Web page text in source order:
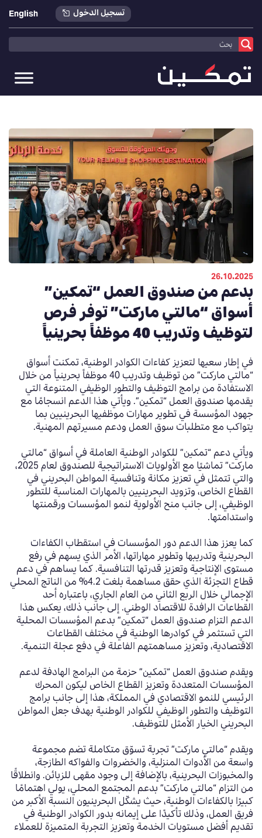
تسجيل الدخول English
تمكين>أخبارنا>
26.10.2025
بدعم من صندوق العمل “تمكين”
أسواق “مالتي ماركت” توفر فرص
لتوظيف وتدريب 40 موظفاً بحرينياً
في إطار سعيها لتعزيز كفاءات الكوادر الوطنية، تمكنت أسواق
“مالتي ماركت” من توظيف وتدريب 40 موظفاً بحرينياً من خلال
الاستفادة من برامج التوظيف والتطور الوظيفي المتنوعة التي
يقدمها صندوق العمل “تمكين”. ويأتي هذا الدعم انسجامًا مع
جهود المؤسسة في تطوير مهارات موظفيها البحرينيين بما
يتواكب مع متطلبات سوق العمل ودعم مسيرتهم المهنية.
ويأتي دعم “تمكين” للكوادر الوطنية العاملة في أسواق “مالتي
ماركت” تماشيًا مع الأولويات الاستراتيجية للصندوق لعام 2025،
والتي تتمثل في تعزيز مكانة وتنافسية المواطن البحريني في
القطاع الخاص، وتزويد البحرينيين بالمهارات المناسبة للتطور
الوظيفي، إلى جانب منح الأولوية لنمو المؤسسات ورقمنتها
واستدامتها.
كما يعزز هذا الدعم دور المؤسسات في استقطاب الكفاءات
البحرينية وتدريبها وتطوير مهاراتها، الأمر الذي يسهم في رفع
مستوى الإنتاجية وتعزيز قدرتها التنافسية. كما يساهم في دعم
قطاع التجزئة الذي حقق مساهمة بلغت 4.2% من الناتج المحلي
الإجمالي خلال الربع الثاني من العام الجاري، باعتباره أحد
القطاعات الرافدة للاقتصاد الوطني. إلى جانب ذلك، يعكس هذا
الدعم التزام صندوق العمل “تمكين” بدعم المؤسسات المحلية
التي تستثمر في كوادرها الوطنية في مختلف القطاعات
الاقتصادية، وتعزيز مساهمتهم الفاعلة في دفع عجلة التنمية.
ويقدم صندوق العمل “تمكين” حزمة من البرامج الهادفة لدعم
المؤسسات المتعددة وتعزيز القطاع الخاص ليكون المحرك
الرئيسي للنمو الاقتصادي في المملكة، هذا إلى جانب برامج
التوظيف والتطور الوظيفي للكوادر الوطنية بهدف جعل المواطن
البحريني الخيار الأمثل للتوظيف.
ويقدم “مالتي ماركت” تجربة تسوّق متكاملة تضم مجموعة
واسعة من الأدوات المنزلية، والخضروات والفواكه الطازجة،
والمخبوزات البحرينية، بالإضافة إلى وجود مقهى للزبائن. وانطلاقًا
من التزام “مالتي ماركت” بدعم المجتمع المحلي، يولي اهتمامًا
كبيرًا بالكفاءات الوطنية، حيث يشكّل البحرينيون النسبة الأكبر من
فريق العمل، وذلك تأكيدًا على إيمانه بدور الكوادر الوطنية في
تقديم أفضل مستويات الخدمة وتعزيز التجربة المتميزة للعملاء